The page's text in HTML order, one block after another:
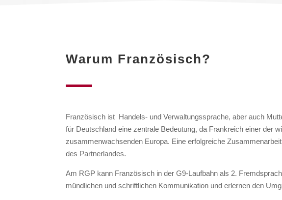
Warum Französisch?
Französisch ist Handels- und Verwaltungssprache, aber auch
für Deutschland eine zentrale Bedeutung, da Frankreich einer der
zusammenwachsenden Europa. Eine erfolgreiche
des Partnerlandes.
Am RGP kann Französisch in der G9-Laufbahn als 2.
mündlichen und schriftlichen Kommunikation und erlernen den